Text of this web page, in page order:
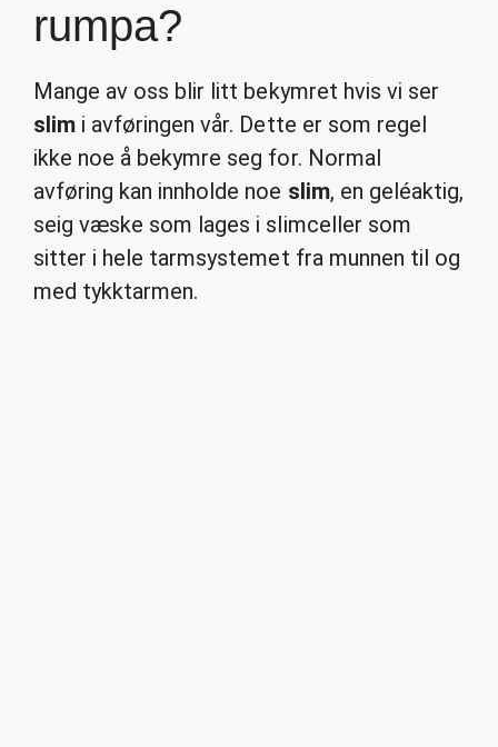
rumpa?
Mange av oss blir litt bekymret hvis vi ser
slim i avføringen vår. Dette er som regel
ikke noe å bekymre seg for. Normal
avføring kan innholde noe slim, en geléaktig,
seig væske som lages i slimceller som
sitter i hele tarmsystemet fra munnen til og
med tykktarmen.